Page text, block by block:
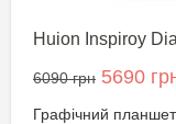
Huion Inspiroy
6090 грн 5690
Графічний